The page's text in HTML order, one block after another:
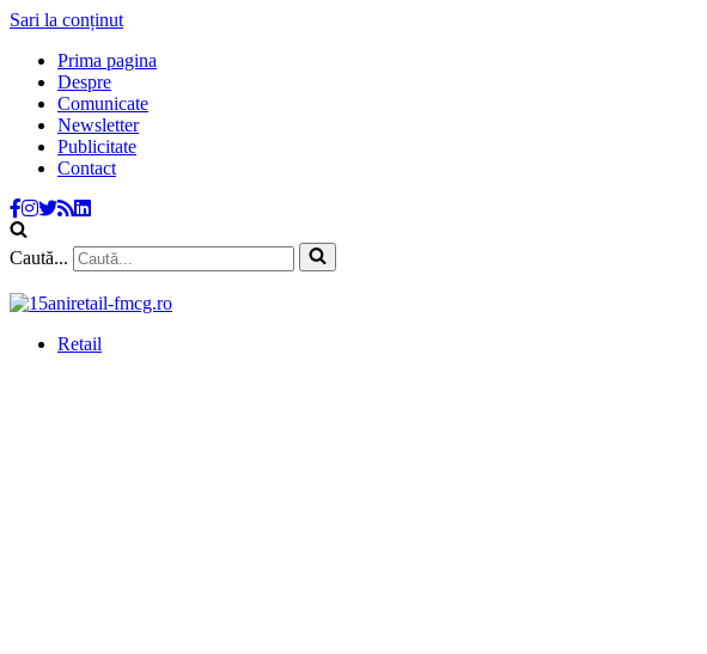
Sari la conținut
Prima pagina
Despre
Comunicate
Newsletter
Publicitate
Contact
Caută...
Retail